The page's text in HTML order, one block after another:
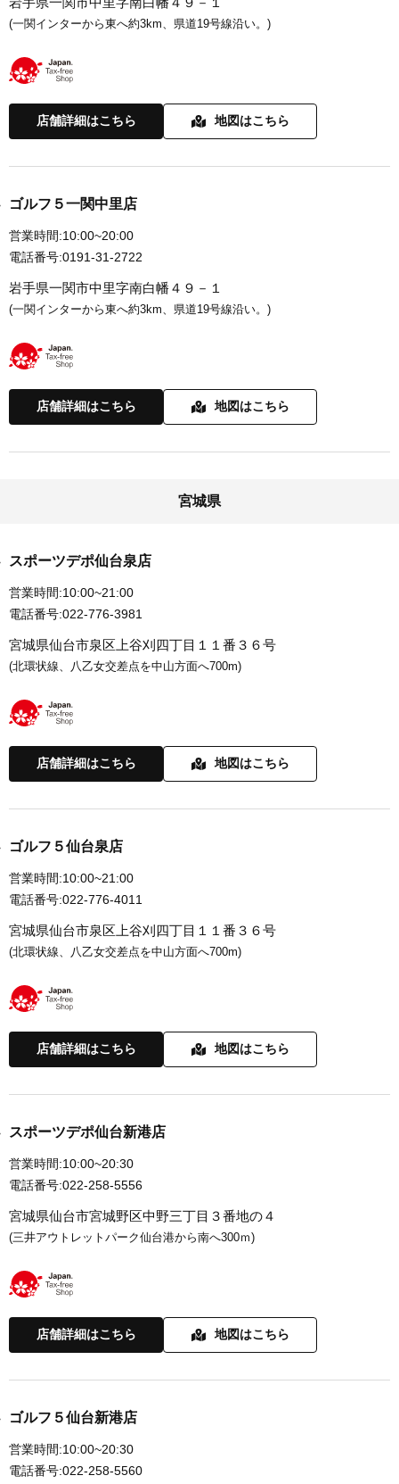
(一関インターから東へ約3km、県道19号線沿い。)
店舗詳細はこちら 地図はこちら
ゴルフ５一関中里店
営業時間:10:00~20:00
電話番号:0191-31-2722
岩手県一関市中里字南白幡４９－１
(一関インターから東へ約3km、県道19号線沿い。)
店舗詳細はこちら 地図はこちら
宮城県
スポーツデポ仙台泉店
営業時間:10:00~21:00
電話番号:022-776-3981
宮城県仙台市泉区上谷刈四丁目１１番３６号
(北環状線、八乙女交差点を中山方面へ700m)
店舗詳細はこちら 地図はこちら
ゴルフ５仙台泉店
営業時間:10:00~21:00
電話番号:022-776-4011
宮城県仙台市泉区上谷刈四丁目１１番３６号
(北環状線、八乙女交差点を中山方面へ700m)
店舗詳細はこちら 地図はこちら
スポーツデポ仙台新港店
営業時間:10:00~20:30
電話番号:022-258-5556
宮城県仙台市宮城野区中野三丁目３番地の４
(三井アウトレットパーク仙台港から南へ300ｍ)
店舗詳細はこちら 地図はこちら
ゴルフ５仙台新港店
営業時間:10:00~20:30
電話番号:022-258-5560